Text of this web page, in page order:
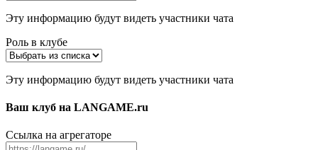
Эту информацию будут видеть участники чата
Роль в клубе
Эту информацию будут видеть участники чата
Ваш клуб на LANGAME.ru
Ссылка на агрегаторе